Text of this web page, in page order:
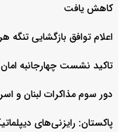
کاهش یافت
اعلام توافق بازگشایی
تاکید نشست چهارجانبه
دور سوم مذاکرات لبنان و
پاکستان: رایزنی‌های